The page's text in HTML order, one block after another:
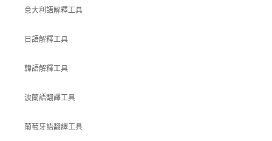
意大利語解釋工具
日語解釋工具
韓語解釋工具
波蘭語翻譯工具
葡萄牙語翻譯工具